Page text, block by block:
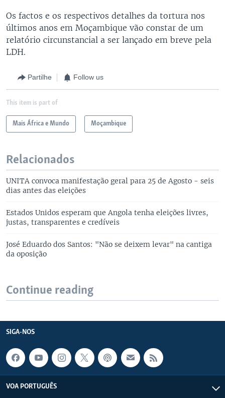
Os factos e os respectivos detalhes da tortura nos
últimos anos em Moçambique vão constar de um
relatório circunstancial a ser lançado em breve pela
LDH.
Partilhe Follow us
This item is part of
Mais África e Mundo Moçambique
Relacionados
UNITA convoca manifestação geral para 25 de Agosto - seis
dias antes das eleições
Estados Unidos esperam que Angola tenha eleições livres,
justas, transparentes e credíveis
José Eduardo dos Santos: "Não se deixem levar" na cantiga
da oposição
Continue reading
SIGA-NOS
VOA PORTUGUÊS